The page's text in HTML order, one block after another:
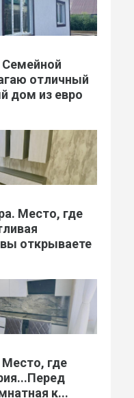
отличный
дом из евро
Место, где
открываете
Место, где
к...